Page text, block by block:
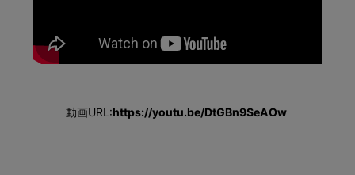
動画URL:https://youtu.be/DtGBn9SeAOw